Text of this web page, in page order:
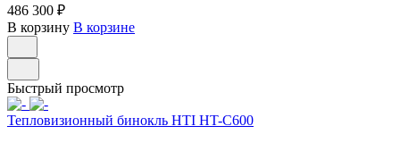
486 300 ₽
В корзину В корзине
Быстрый просмотр
Тепловизионный бинокль HTI HT-C600